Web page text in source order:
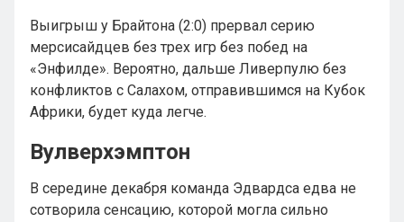
Выигрыш у Брайтона (2:0) прервал серию
мерсисайдцев без трех игр без побед на
«Энфилде». Вероятно, дальше Ливерпулю без
конфликтов с Салахом, отправившимся на Кубок
Африки, будет куда легче.
Вулверхэмптон
В середине декабря команда Эдвардса едва не
сотворила сенсацию, которой могла сильно